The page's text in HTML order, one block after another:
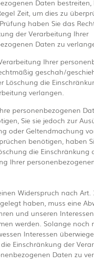
Daten
Zeit, um dies zu
haben Sie das
der Verarbeitung Ihrer
Daten zu
Ihrer
geschah/
Löschung die
verlangen.
personenbezogenen
Sie sie jedoch zur
oder Geltendmachung
benötigen, haben
die Einschränkung
Ihrer
Widerspruch nach Art.
haben, muss eine
und unseren Interessen
werden. Solange noch
Interessen
Einschränkung der
Daten zu